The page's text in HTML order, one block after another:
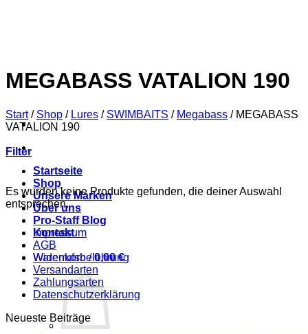
Startseite
Shop
Unsere Marken
Über uns
Pro-Staff Blog
Kontakt
Warenkorb /0,00€
MEGABASS VATALION 190
Start / Shop / Lures / SWIMBAITS / Megabass /MEGABASS
VATALION 190
Filter
Es wurden keine Produkte gefunden, die deiner Auswahl
entsprechen.
Impressum
AGB
Widerrufsbelehrung
Versandarten
Zahlungsarten
Datenschutzerklärung
Neueste Beiträge